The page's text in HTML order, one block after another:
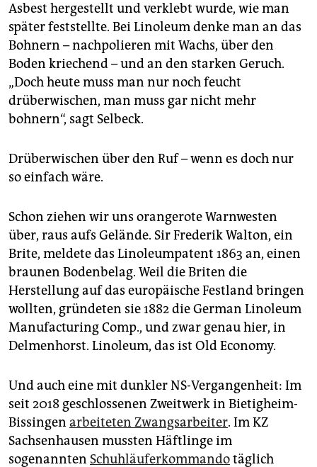
Asbest hergestellt und verklebt wurde, wie man
später feststellte. Bei Linoleum denke man an das
Bohnern – nachpolieren mit Wachs, über den
Boden kriechend – und an den starken Geruch.
„Doch heute muss man nur noch feucht
drüberwischen, man muss gar nicht mehr
bohnern“, sagt Selbeck.
Drüberwischen über den Ruf – wenn es doch nur
so einfach wäre.
Schon ziehen wir uns orangerote Warnwesten
über, raus aufs Gelände. Sir Frederik Walton, ein
Brite, meldete das Linoleumpatent 1863 an, einen
braunen Bodenbelag. Weil die Briten die
Herstellung auf das europäische Festland bringen
wollten, gründeten sie 1882 die German Linoleum
Manufacturing Comp., und zwar genau hier, in
Delmenhorst. Linoleum, das ist Old Economy.
Und auch eine mit dunkler NS-Vergangenheit: Im
seit 2018 geschlossenen Zweitwerk in Bietigheim-
Bissingen arbeiteten Zwangsarbeiter. Im KZ
Sachsenhausen mussten Häftlinge im
sogenannten Schuhläuferkommandotäglich